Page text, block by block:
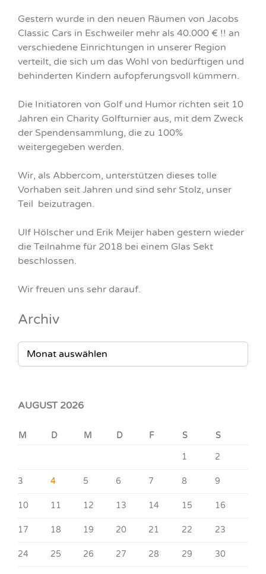
Gestern wurde in den neuen Räumen von Jacobs
Classic Cars in Eschweiler mehr als 40.000 € !! an
verschiedene Einrichtungen in unserer Region
verteilt, die sich um das Wohl von bedürftigen und
behinderten Kindern aufopferungsvoll kümmern.
Die Initiatoren von Golf und Humor richten seit 10
Jahren ein Charity Golfturnier aus, mit dem Zweck
der Spendensammlung, die zu 100%
weitergegeben werden.
Wir, als Abbercom, unterstützen dieses tolle
Vorhaben seit Jahren und sind sehr Stolz, unser
Teil beizutragen.
Ulf Hölscher und Erik Meijer haben gestern wieder
die Teilnahme für 2018 bei einem Glas Sekt
beschlossen.
Wir freuen uns sehr darauf.
Archiv
ARCHIV
AUGUST 2026
M D M D F S S
1 2
3 4 5 6 7 8 9
10 11 12 13 14 15 16
17 18 19 20 21 22 23
24 25 26 27 28 29 30